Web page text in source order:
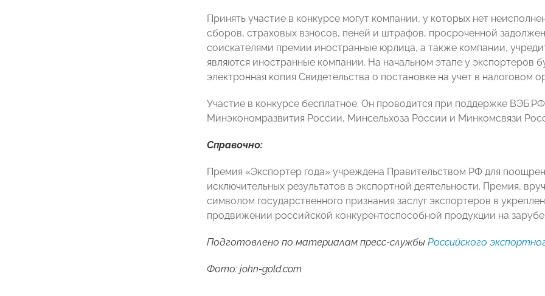
Принять участие в конкурсе могут компании, у которых нет
сборов, страховых взносов, пеней и штрафов, просроченной
соискателями премии иностранные юрлица, а также компании,
являются иностранные компании. На начальном этапе у экспортеров
электронная копия Свидетельства о постановке на учет в налоговом
Участие в конкурсе бесплатное. Он проводится при поддержке
Минэкономразвития России, Минсельхоза России и Минкомсвязи
Справочно:
Премия «Экспортер года» учреждена Правительством РФ для
исключительных результатов в экспортной деятельности. Премия,
символом государственного признания заслуг экспортеров в
продвижении российской конкурентоспособной продукции на
Подготовлено по материалам пресс-службы Российского
Фото: john-gold.com